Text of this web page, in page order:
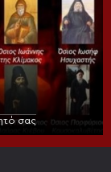
σας